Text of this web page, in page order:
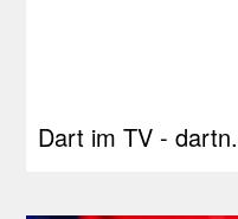
Dart im TV -